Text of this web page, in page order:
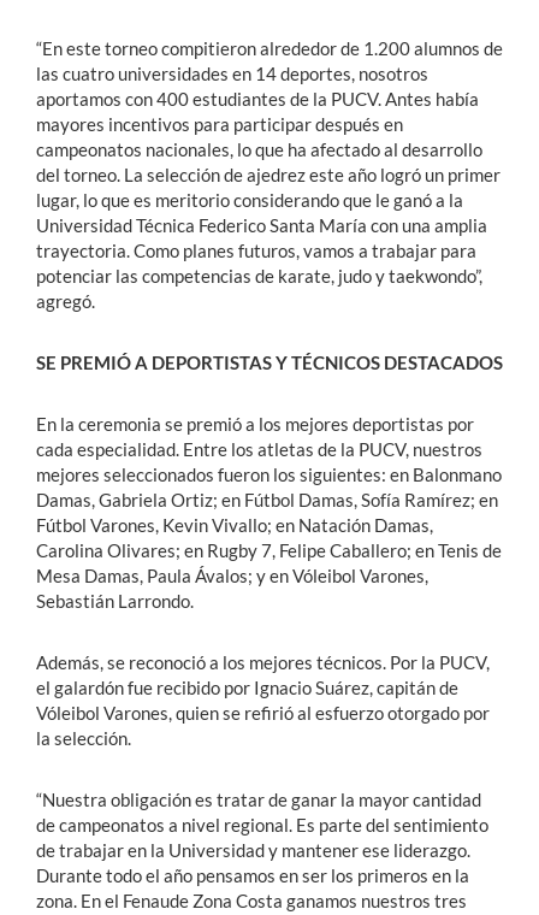
“En este torneo compitieron alrededor de 1.200 alumnos de
las cuatro universidades en 14 deportes, nosotros
aportamos con 400 estudiantes de la PUCV. Antes había
mayores incentivos para participar después en
campeonatos nacionales, lo que ha afectado al desarrollo
del torneo. La selección de ajedrez este año logró un primer
lugar, lo que es meritorio considerando que le ganó a la
Universidad Técnica Federico Santa María con una amplia
trayectoria. Como planes futuros, vamos a trabajar para
potenciar las competencias de karate, judo y taekwondo”,
agregó.
SE PREMIÓ A DEPORTISTAS Y TÉCNICOS DESTACADOS
En la ceremonia se premió a los mejores deportistas por
cada especialidad. Entre los atletas de la PUCV, nuestros
mejores seleccionados fueron los siguientes: en Balonmano
Damas, Gabriela Ortiz; en Fútbol Damas, Sofía Ramírez; en
Fútbol Varones, Kevin Vivallo; en Natación Damas,
Carolina Olivares; en Rugby 7, Felipe Caballero; en Tenis de
Mesa Damas, Paula Ávalos; y en Vóleibol Varones,
Sebastián Larrondo.
Además, se reconoció a los mejores técnicos. Por la PUCV,
el galardón fue recibido por Ignacio Suárez, capitán de
Vóleibol Varones, quien se refirió al esfuerzo otorgado por
la selección.
“Nuestra obligación es tratar de ganar la mayor cantidad
de campeonatos a nivel regional. Es parte del sentimiento
de trabajar en la Universidad y mantener ese liderazgo.
Durante todo el año pensamos en ser los primeros en la
zona. En el Fenaude Zona Costa ganamos nuestros tres